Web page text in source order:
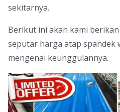
sekitarnya.
Berikut ini akan kami
seputar harga atap spandek
mengenai keunggulannya.